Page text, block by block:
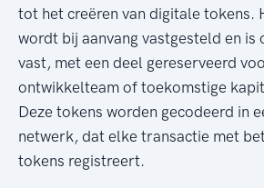
tot het creëren van digitale tokens.
wordt bij aanvang vastgesteld en is
vast, met een deel gereserveerd
ontwikkelteam of toekomstige
Deze tokens worden gecodeerd in
netwerk, dat elke transactie met
tokens registreert.